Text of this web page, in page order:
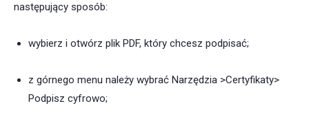
następujący sposób:
wybierz i otwórz plik PDF, który chcesz podpisać;
z górnego menu należy wybrać Narzędzia >Certyfikaty>
Podpisz cyfrowo;